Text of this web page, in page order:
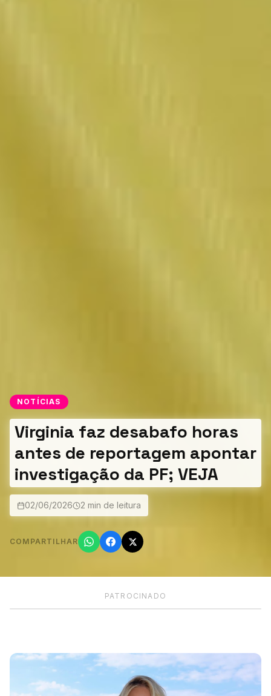
NOTÍCIAS
Virginia faz desabafo horas
antes de reportagem apontar
investigação da PF; VEJA
02/06/2026 2 min de leitura
COMPARTILHAR
PATROCINADO